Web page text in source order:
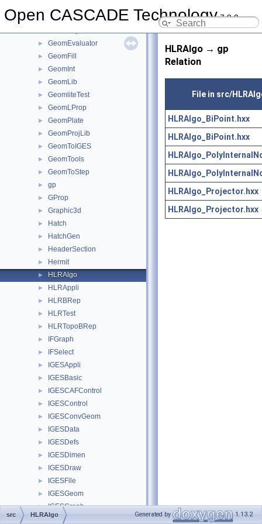
Open CASCADE Technology7.9.0
GeomConvert
► GeomEvaluator
► GeomFill
► GeomInt
► GeomLib
► GeomliteTest
► GeomLProp
► GeomPlate
► GeomProjLib
► GeomToIGES
► GeomTools
► GeomToStep
► gp
► GProp
► Graphic3d
► Hatch
► HatchGen
► HeaderSection
► Hermit
► HLRAlgo
► HLRAppli
► HLRBRep
► HLRTest
► HLRTopoBRep
► IFGraph
► IFSelect
► IGESAppli
► IGESBasic
► IGESCAFControl
► IGESControl
► IGESConvGeom
► IGESData
► IGESDefs
► IGESDimen
► IGESDraw
► IGESFile
► IGESGeom
► IGESGraph
► IGESSelect
HLRAlgo → gp
Relation
File in src/
HLRAlgo_BiPoint.hxx
HLRAlgo_BiPoint.hxx
HLRAlgo_Projector.hxx
HLRAlgo_Projector.hxx
src HLRAlgo Generated by 1.13.2